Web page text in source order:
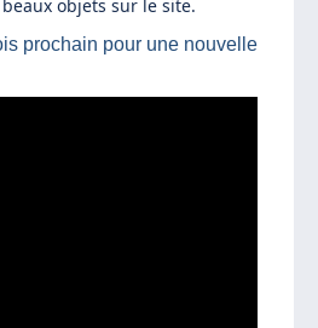
objets sur le site.
prochain pour une nouvelle